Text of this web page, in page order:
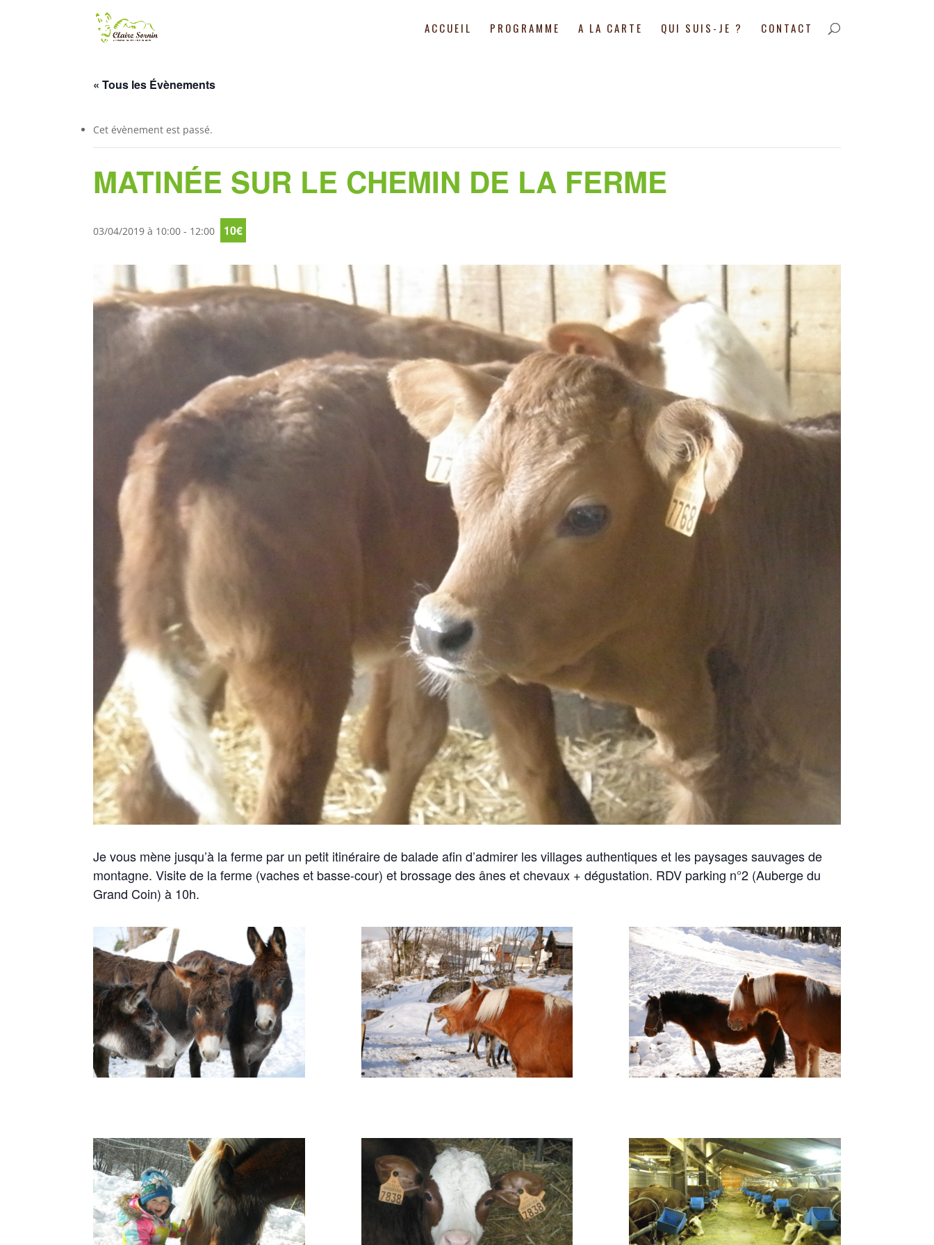
ACCUEIL PROGRAMME A LA CARTE QUI SUIS-JE ? CONTACT
« Tous les Évènements
Cet évènement est passé.
MATINÉE SUR LE CHEMIN DE LA FERME
03/04/2019 à 10:00 - 12:00 10€
Je vous mène jusqu’à la ferme par un petit itinéraire de balade afin d’admirer les villages authentiques et les paysages sauvages de
montagne. Visite de la ferme (vaches et basse-cour) et brossage des ânes et chevaux + dégustation. RDV parking n°2 (Aubergedu
Grand Coin) à 10h.